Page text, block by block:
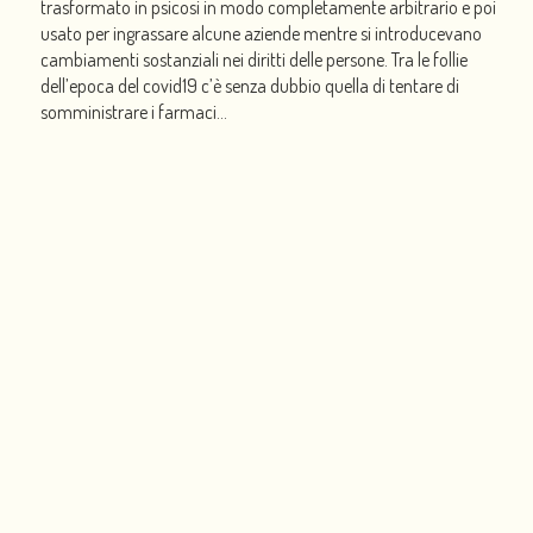
trasformato in psicosi in modo completamente arbitrario e poi
usato per ingrassare alcune aziende mentre si introducevano
cambiamenti sostanziali nei diritti delle persone. Tra le follie
dell’epoca del covid19 c’è senza dubbio quella di tentare di
somministrare i farmaci...